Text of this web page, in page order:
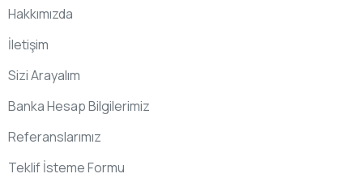
Hakkımızda
İletişim
Sizi Arayalım
Banka Hesap Bilgilerimiz
Referanslarımız
Teklif İsteme Formu